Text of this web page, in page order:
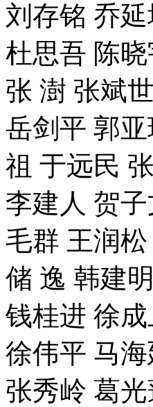
刘存铭 乔
杜思吾 陈
张 澍 张斌
岳剑平 郭
祖 于远民
李建人 贺
毛群 王润
储 逸 韩建
钱桂进 徐
徐伟平 马
张秀岭 葛